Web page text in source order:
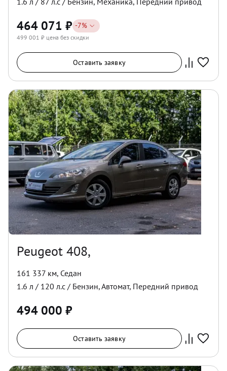
464 071 ₽ -7%
499 001 ₽ цена без скидки
Оставить заявку
Peugeot 408,
161 337 км, Седан
1.6 л / 120 л.с / Бензин,Автомат, Передний привод
494 000 ₽
Оставить заявку